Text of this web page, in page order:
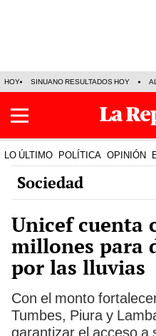
HOY SINUANO RESULTADOS HOY
LO ÚLTIMO POLÍTICA OPINIÓN
Sociedad
Unicef cuenta
millones para
por las lluvias
Con el monto
Tumbes, Piura y
garantizar el acceso a